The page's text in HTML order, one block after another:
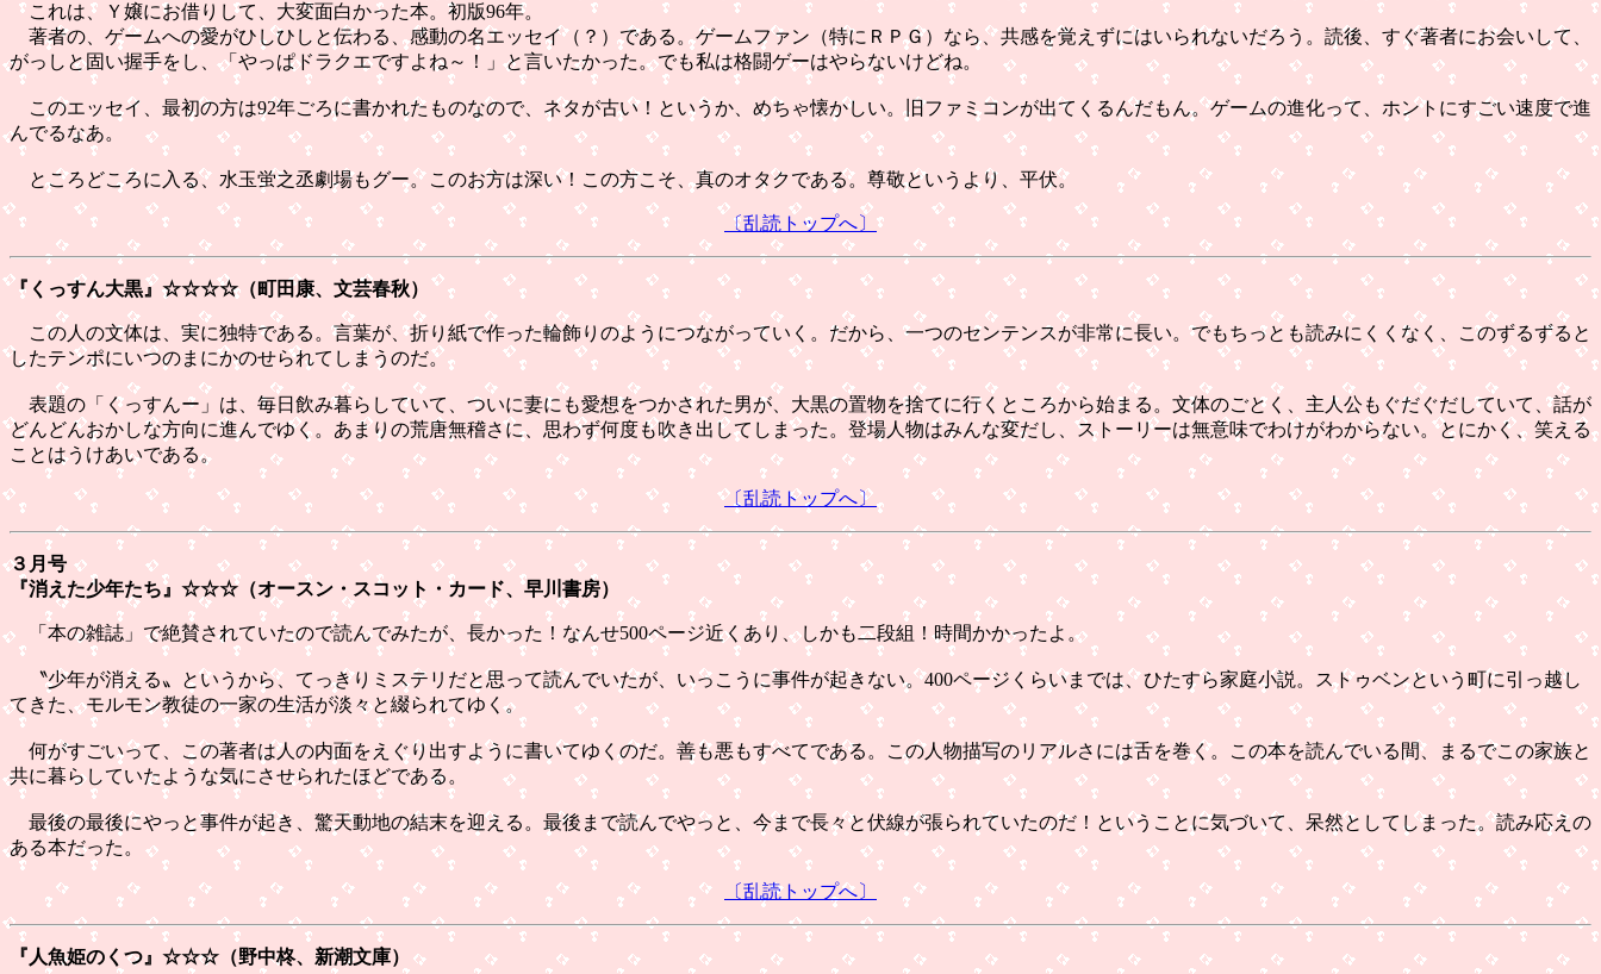
これは、Ｙ嬢にお借りして、大変面白かった本。初版96年。
著者の、ゲームへの愛がひしひしと伝わる、感動の名エッセイ（？）である。ゲームファン（特にＲＰＧ）なら、共感を覚えずにはいられないだろう。読後、すぐ著者にお会いして、
がっしと固い握手をし、「やっぱドラクエですよね～！」と言いたかった。でも私は格闘ゲーはやらないけどね。
このエッセイ、最初の方は92年ごろに書かれたものなので、ネタが古い！というか、めちゃ懐かしい。旧ファミコンが出てくるんだもん。ゲームの進化って、ホントにすごい速度で進
んでるなあ。
ところどころに入る、水玉蛍之丞劇場もグー。このお方は深い！この方こそ、真のオタクである。尊敬というより、平伏。
〔乱読トップへ〕
『くっすん大黒』 ☆☆☆☆（町田康、文芸春秋）
この人の文体は、実に独特である。言葉が、折り紙で作った輪飾りのようにつながっていく。だから、一つのセンテンスが非常に長い。でもちっとも読みにくくなく、このずるずると
したテンポにいつのまにかのせられてしまうのだ。
表題の「くっすんー」は、毎日飲み暮らしていて、ついに妻にも愛想をつかされた男が、大黒の置物を捨てに行くところから始まる。文体のごとく、主人公もぐだぐだしていて、話が
どんどんおかしな方向に進んでゆく。あまりの荒唐無稽さに、思わず何度も吹き出してしまった。登場人物はみんな変だし、ストーリーは無意味でわけがわからない。とにかく、笑える
ことはうけあいである。
〔乱読トップへ〕
３月号
『消えた少年たち』 ☆☆☆（オースン・スコット・カード、早川書房）
「本の雑誌」で絶賛されていたので読んでみたが、長かった！なんせ500ページ近くあり、しかも二段組！時間かかったよ。
〝少年が消える〟というから、てっきりミステリだと思って読んでいたが、いっこうに事件が起きない。400ページくらいまでは、ひたすら家庭小説。ストゥベンという町に引っ越し
てきた、モルモン教徒の一家の生活が淡々と綴られてゆく。
何がすごいって、この著者は人の内面をえぐり出すように書いてゆくのだ。善も悪もすべてである。この人物描写のリアルさには舌を巻く。この本を読んでいる間、まるでこの家族と
共に暮らしていたような気にさせられたほどである。
最後の最後にやっと事件が起き、驚天動地の結末を迎える。最後まで読んでやっと、今まで長々と伏線が張られていたのだ！ということに気づいて、呆然としてしまった。読み応えの
ある本だった。
〔乱読トップへ〕
『人魚姫のくつ』 ☆☆☆（野中柊、新潮文庫）